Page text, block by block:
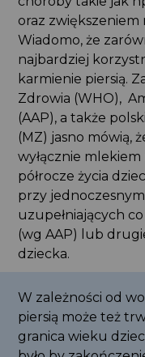
oraz
Wiadomo, że
najbardziej
karmienie piersią.
Zdrowia (WHO),
(AAP), a także
(MZ) jasno mówią,
wyłącznie
półrocze życia
przy
uzupełniających
(wg AAP) lub
dziecka.
W zależności od
piersią może też
granica wieku